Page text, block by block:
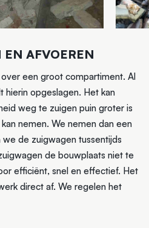
AFVOEREN
een groot compartiment. Al
opgeslagen. Het kan
weg te zuigen puin groter is
nemen. We nemen dan een
de zuigwagen tussentijds
de bouwplaats niet te
efficiënt, snel en effectief. Het
direct af. We regelen het